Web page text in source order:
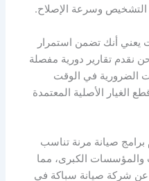
وسرعة الإصلاح.
يعني أنك تضمن استمرار
نقدم تقارير دورية مفصلة
الضرورية في الوقت
الغيار الأصلية المعتمدة
صيانة مرنة تناسب
الكبرى، مما
عن شركة صيانة سباكة في